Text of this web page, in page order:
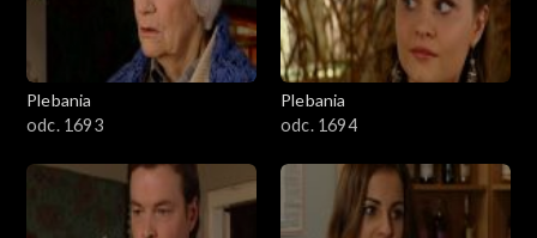
Plebania
odc. 1693
Plebania
odc. 1694